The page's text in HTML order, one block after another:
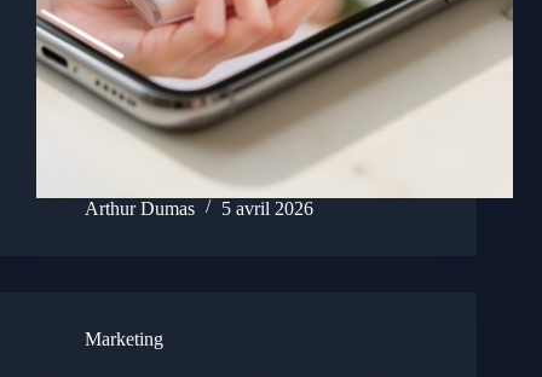
Arthur Dumas 5 avril 2026
Marketing